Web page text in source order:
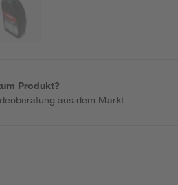
Produkt?
aus dem Markt